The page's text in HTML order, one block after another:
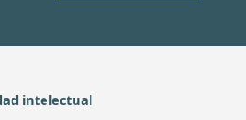
intelectual